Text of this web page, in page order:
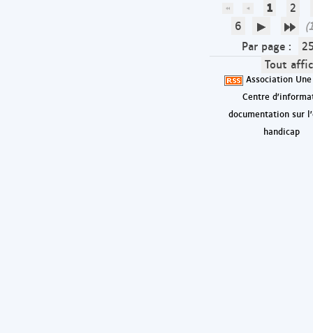
1
2
6
Par page :
Tout
Association
Centre
documentation sur
handicap